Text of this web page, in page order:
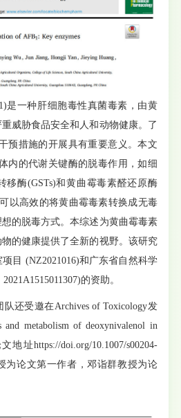
一种肝细胞毒性真菌毒素，由黄
威胁食品安全和人和动物健康。了
预措施的开展具有重要意义。本文
内的代谢关键酶的脱毒作用，如细
移酶(GSTs)和黄曲霉毒素醛还原酶
以高效的将黄曲霉毒素转换成无毒
的脱毒方式。本综述为黄曲霉毒素
的健康提供了全新的视野。该研究
目 (NZ2021016)和广东省自然科学
的资助。
受邀在Archives of Toxicology发
metabolism of deoxynivalenol in
地址https://doi.org/10.1007/s00204-
为论文第一作者，邓诣群教授为论